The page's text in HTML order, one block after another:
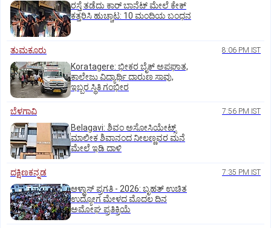
ರಸ್ತೆ ತಡೆದು ಕಾರ್ ಬಾನೆಟ್ ಮೇಲೆ ಕೇಕ್
ಕತ್ತರಿಸಿ ಹುಚ್ಚಾಟ: 10 ಮಂದಿಯ ಬಂಧನ
ತುಮಕೂರು 8:06 PM IST
Koratagere: ಭೀಕರ ಬೈಕ್ ಅಪಘಾತ,
ಕಾಲೇಜು ವಿದ್ಯಾರ್ಥಿ ದಾರುಣ ಸಾವು,
ಇಬ್ಬರ ಸ್ಥಿತಿ ಗಂಭೀರ
ಬೆಳಗಾವಿ 7:56 PM IST
Belagavi: ಶಿವಂ ಅಸೋಸಿಯೇಟ್ಸ್
ಮಾಲೀಕ ಶಿವಾನಂದ ನೀಲಣ್ಣವರ ಮನೆ
ಮೇಲೆ ಇಡಿ‌ ದಾಳಿ
ದಕ್ಷಿಣಕನ್ನಡ 7:35 PM IST
ಆಳ್ವಾಸ್‌ ಪ್ರಗತಿ - 2026: ಬೃಹತ್ ಉಚಿತ
ಉದ್ಯೋಗ ಮೇಳದ ಮೊದಲ ದಿನ
ಅಮೋಘ ಪ್ರತಿಕ್ರಿಯೆ